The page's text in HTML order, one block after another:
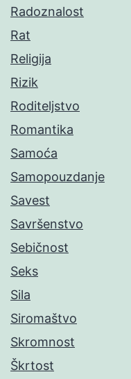
Radoznalost
Rat
Religija
Rizik
Roditeljstvo
Romantika
Samoća
Samopouzdanje
Savest
Savršenstvo
Sebičnost
Seks
Sila
Siromaštvo
Skromnost
Škrtost